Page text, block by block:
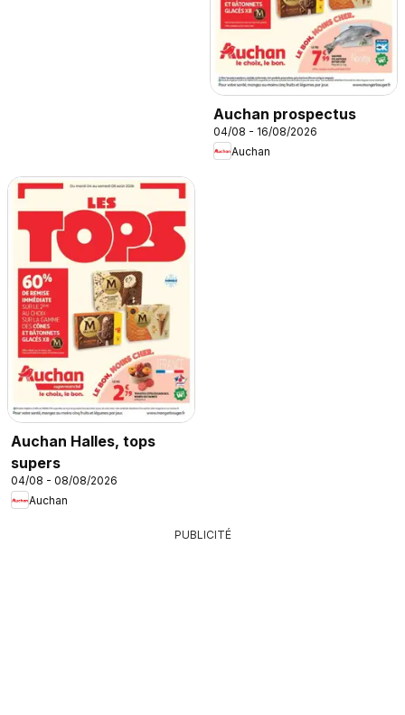
Auchan prospectus
04/08 - 16/08/2026
Auchan
Auchan Halles, tops
supers
04/08 - 08/08/2026
Auchan
PUBLICITÉ